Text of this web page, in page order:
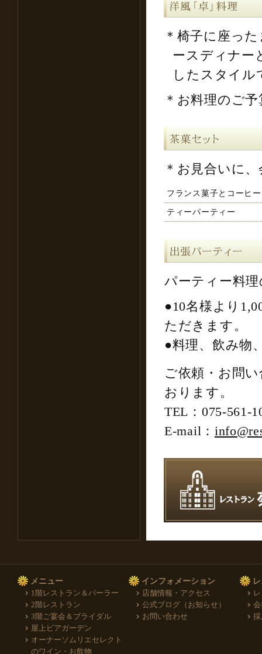
＊椅子に座っ
ースディナー
したスタイル
＊お料理のご
＊お見合いに
フランス菓子とコーヒ
ティーパーティー
パーティー料
●10名様より
ただきます。
●料理、飲み物
ご依頼・お問
おります。
TEL：075-561-
E-mail：
メニュー
1階レストラン＆パーラー
2階レストラン
3階ご宴会＆ブライダル
屋上ビアガーデン
オーナーソムリエセレクト
のワイン・お飲物
インフォメーション
店舗情報・アクセス
公式ブログ（お知らせ）
お問い合わせ